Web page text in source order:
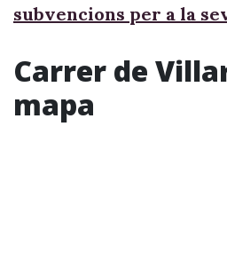
subvencions per a la
Carrer de
mapa